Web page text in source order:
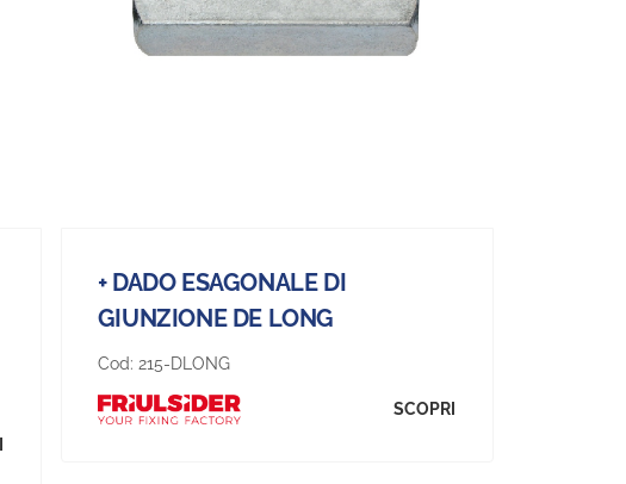
+ DADO ESAGONALE DI
GIUNZIONE DE LONG
Cod: 215-DLONG
SCOPRI